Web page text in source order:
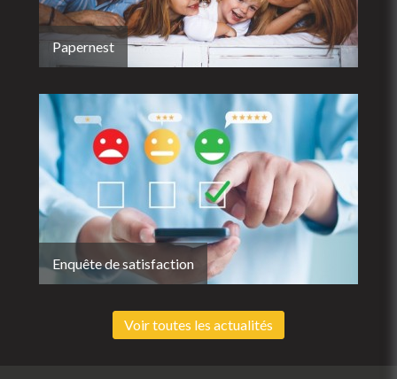
Papernest
Enquête de satisfaction
Voir toutes les actualités